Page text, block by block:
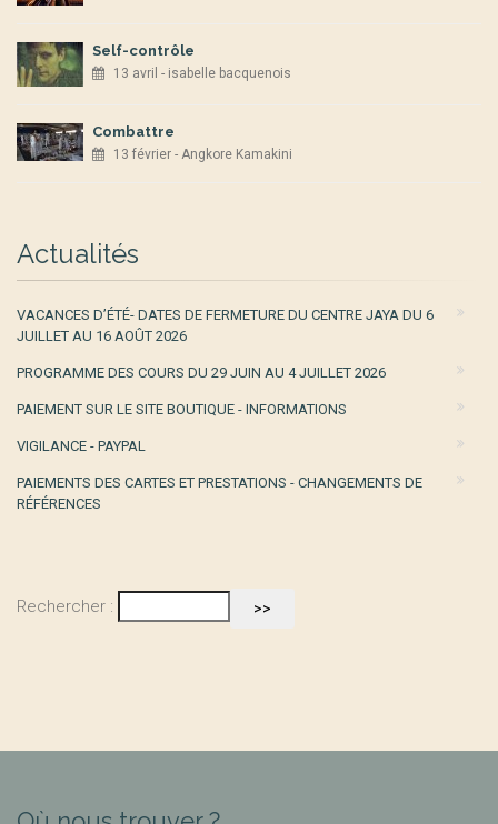
Self-contrôle
13 avril - isabelle bacquenois
Combattre
13 février - Angkore Kamakini
Actualités
VACANCES D’ÉTÉ- DATES DE FERMETURE DU CENTRE JAYA DU 6
JUILLET AU 16 AOÛT 2026
PROGRAMME DES COURS DU 29 JUIN AU 4 JUILLET 2026
PAIEMENT SUR LE SITE BOUTIQUE - INFORMATIONS
VIGILANCE - PAYPAL
PAIEMENTS DES CARTES ET PRESTATIONS - CHANGEMENTS DE
RÉFÉRENCES
Rechercher :